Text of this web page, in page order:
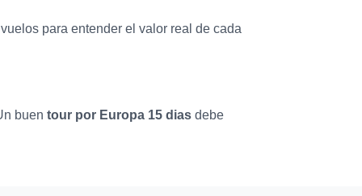
para entender el valor real de cada
buen tour por Europa 15 dias debe